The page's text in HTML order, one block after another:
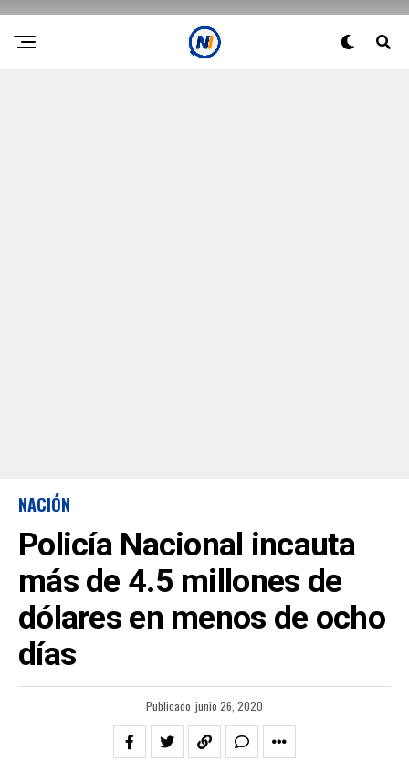
NACIÓN
Policía Nacional incauta
más de 4.5 millones de
dólares en menos de ocho
días
Publicado junio 26, 2020